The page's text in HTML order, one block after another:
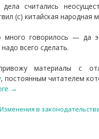
дела считались
(с) китайская народная
много говорилось — да
всего сделать.
материалы с
, постоянным читателем
→
Изменения в